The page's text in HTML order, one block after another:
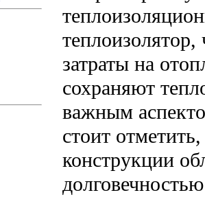
теплоизолятор,
затраты на
сохраняют
важным
стоит
конструкции